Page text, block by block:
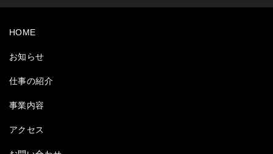
HOME
お知らせ
仕事の紹介
事業内容
アクセス